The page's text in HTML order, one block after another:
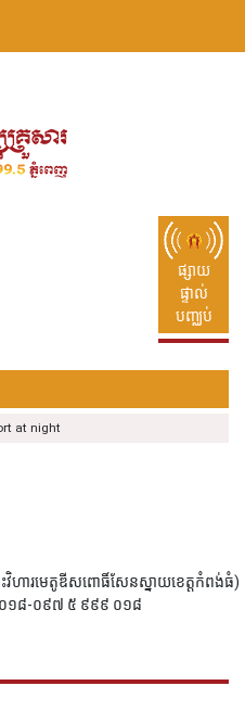
ផ្សាយ
ផ្ទាល់
បញ្ឈប់
at night
វិហារមេតូឌីសពោធិ៍សែនស្នាយខេត្តកំពង់ធំ)
១៨-០៩៧ ៥ ៩៩៩ ០១៨